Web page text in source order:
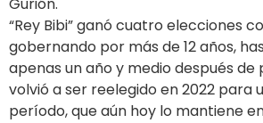
“Rey Bibi” ganó cuatro elecciones
gobernando por más de 12 años,
apenas un año y medio después
volvió a ser reelegido en 2022 para
período, que aún hoy lo mantiene